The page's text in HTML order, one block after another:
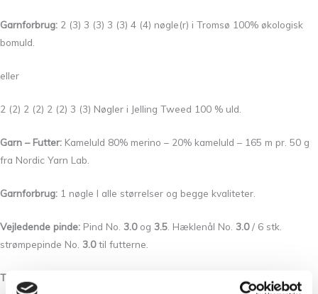
Garnforbrug: 2 (3) 3 (3) 3 (3) 4 (4) nøgle(r) i Tromsø 100% økologisk
bomuld.
eller
2 (2) 2 (2) 2 (2) 3 (3) Nøgler i Jelling Tweed 100 % uld.
Garn – Futter: Kameluld 80% merino – 20% kameluld – 165 m pr. 50 g
fra Nordic Yarn Lab.
Garnforbrug: 1 nøgle I alle størrelser og begge kvaliteter.
Vejledende pinde: Pind No. 3.0og 3.5 . Hæklenål No. 3.0/ 6 stk.
strømpepinde No. 3.0til futterne.
Tilbehør: